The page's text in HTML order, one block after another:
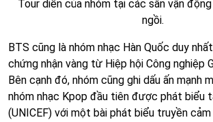
Tour diễn của nhóm tại các sân vận
ngồi.
BTS cũng là nhóm nhạc Hàn Quốc duy
chứng nhận vàng từ Hiệp hội Công nghiệp
Bên cạnh đó, nhóm cũng ghi dấu ấn mạnh
nhóm nhạc Kpop đầu tiên được phát biểu
(UNICEF) với một bài phát biểu truyền